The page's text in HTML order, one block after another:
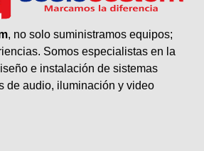
, no solo suministramos equipos;
Somos especialistas en la
e instalación de sistemas
de audio, iluminación y video